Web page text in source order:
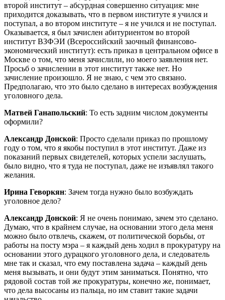
второй институт – абсурдная совершенно ситуация: мне
приходится доказывать, что в первом институте я учился и
поступал, а во втором институте – я не учился и не поступал.
Оказывается, я был зачислен абитуриентом во второй
институт ВЗФЭИ (Всероссийский заочный финансово-
экономический институт): есть приказ в центральном офисе в
Москве о том, что меня зачислили, но моего заявления нет.
Просьб о зачислении в этот институт также нет. Но
зачисление произошло. Я не знаю, с чем это связано.
Предполагаю, что это было сделано в интересах возбуждения
уголовного дела.
Матвей Ганапольский: То есть задним числом документы
оформили?
Александр Донской: Просто сделали приказ по прошлому
году о том, что я якобы поступил в этот институт. Даже из
показаний первых свидетелей, которых успели заслушать,
было видно, что я туда не поступал, даже не изъявлял такого
желания.
Ирина Геворкян: Зачем тогда нужно было возбуждать
уголовное дело?
Александр Донской: Я не очень понимаю, зачем это сделано.
Думаю, что в крайнем случае, на основании этого дела меня
можно было отвлечь, скажем, от политической борьбы, от
работы на посту мэра – я каждый день ходил в прокуратуру на
основании этого дурацкого уголовного дела, и следователь
мне так и сказал, что ему поставлена задача – каждый день
меня вызывать, и они будут этим заниматься. Понятно, что
рядовой состав той же прокуратуры, конечно же, понимает,
что дела высосаны из пальца, но им ставит такие задачи